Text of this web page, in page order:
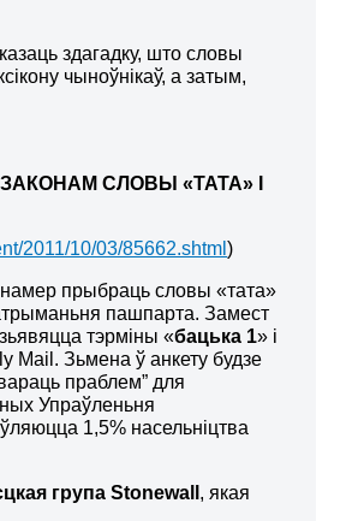
здагадку, што словы
чыноўнікаў, а затым,
СЛОВЫ «ТАТА» І
2011/10/03/85662.shtml)
прыбраць словы «тата»
пашпарта. Замест
тэрміны «бацька 1» і
Mail. Зьмена ў анкету будзе
праблем” для
Упраўленьня
1,5% насельніцтва
група Stonewall , якая